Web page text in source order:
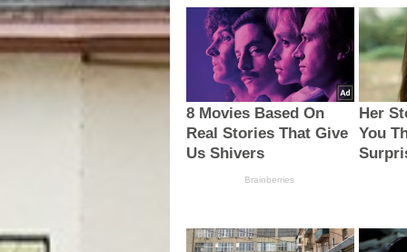
8 Movies Based On
Real Stories That Give
Us Shivers
Brainberries
Her
You